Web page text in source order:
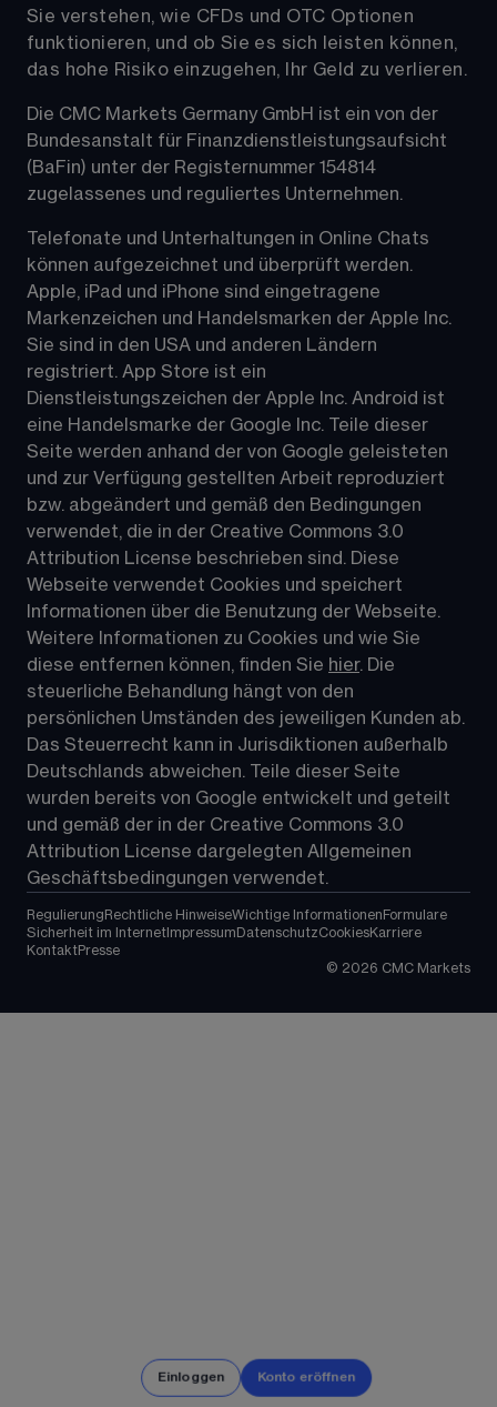
Einloggen Konto eröffnen
Sie verstehen, wie CFDs und OTC Optionen
funktionieren, und ob Sie es sich leisten können,
das hohe Risiko einzugehen, Ihr Geld zu verlieren.
Die CMC Markets Germany GmbH ist ein von der
Bundesanstalt für Finanzdienstleistungsaufsicht
(BaFin) unter der Registernummer 154814
zugelassenes und reguliertes Unternehmen.
Telefonate und Unterhaltungen in Online Chats
können aufgezeichnet und überprüft werden.
Apple, iPad und iPhone sind eingetragene
Markenzeichen und Handelsmarken der Apple Inc.
Sie sind in den USA und anderen Ländern
registriert. App Store ist ein
Dienstleistungszeichen der Apple Inc. Android ist
eine Handelsmarke der Google Inc. Teile dieser
Seite werden anhand der von Google geleisteten
und zur Verfügung gestellten Arbeit reproduziert
bzw. abgeändert und gemäß den Bedingungen
verwendet, die in der Creative Commons 3.0
Attribution License beschrieben sind. Diese
Webseite verwendet Cookies und speichert
Informationen über die Benutzung der Webseite.
Weitere Informationen zu Cookies und wie Sie
diese entfernen können, finden Sie hier. Die
steuerliche Behandlung hängt von den
persönlichen Umständen des jeweiligen Kunden ab.
Das Steuerrecht kann in Jurisdiktionen außerhalb
Deutschlands abweichen. Teile dieser Seite
wurden bereits von Google entwickelt und geteilt
und gemäß der in der Creative Commons 3.0
Attribution License dargelegten Allgemeinen
Geschäftsbedingungen verwendet.
Regulierung Rechtliche HinweiseWichtige Informationen Formulare
Sicherheit im Internet Impressum DatenschutzCookiesKarriere
KontaktPresse
© 2026 CMC Markets